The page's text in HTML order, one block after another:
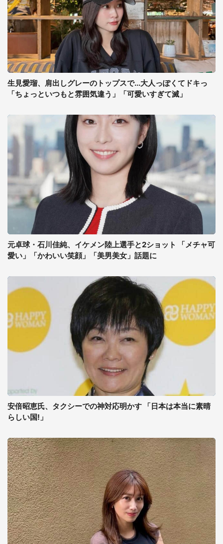
生見愛瑠、肩出しグレーのトップスで...大人っぽくてドキっ
「ちょっといつもと雰囲気違う」「可愛いすぎて滅」
元卓球・石川佳純、イケメン陸上選手と2ショット 「メチャ可
愛い」「かわいい笑顔」「美男美女」話題に
安倍昭恵氏、タクシーでの神対応明かす 「日本は本当に素晴
らしい国!」